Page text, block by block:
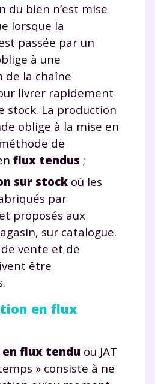
du bien n’est mise
lorsque la
passée par un
à une
la chaîne
livrer rapidement
stock. La production
oblige à la mise en
de
flux tendus ;
sur stock où les
par
proposés aux
sur catalogue.
de vente et de
être
en flux
flux tendu ou JAT
» consiste à ne